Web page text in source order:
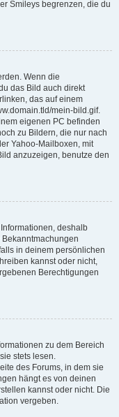
Smileys begrenzen, die du
Wenn die
das Bild auch direkt
das auf einem
mein-bild.gif.
eigenen PC befinden
zu Bildern, die nur nach
Yahoo-Mailboxen, mit
anzuzeigen, benutze den
deshalb
in deinem persönlichen
kannst oder nicht,
Berechtigungen
zu dem Bereich
stets lesen.
des Forums, in dem sie
hängt es von deinen
kannst oder nicht. Die
vergeben.